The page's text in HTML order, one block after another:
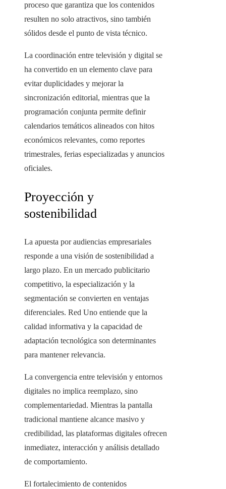
proceso que garantiza que los contenidos
resulten no solo atractivos, sino también
sólidos desde el punto de vista técnico.
La coordinación entre televisión y digital se
ha convertido en un elemento clave para
evitar duplicidades y mejorar la
sincronización editorial, mientras que la
programación conjunta permite definir
calendarios temáticos alineados con hitos
económicos relevantes, como reportes
trimestrales, ferias especializadas y anuncios
oficiales.
Proyección y
sostenibilidad
La apuesta por audiencias empresariales
responde a una visión de sostenibilidad a
largo plazo. En un mercado publicitario
competitivo, la especialización y la
segmentación se convierten en ventajas
diferenciales. Red Uno entiende que la
calidad informativa y la capacidad de
adaptación tecnológica son determinantes
para mantener relevancia.
La convergencia entre televisión y entornos
digitales no implica reemplazo, sino
complementariedad. Mientras la pantalla
tradicional mantiene alcance masivo y
credibilidad, las plataformas digitales ofrecen
inmediatez, interacción y análisis detallado
de comportamiento.
El fortalecimiento de contenidos